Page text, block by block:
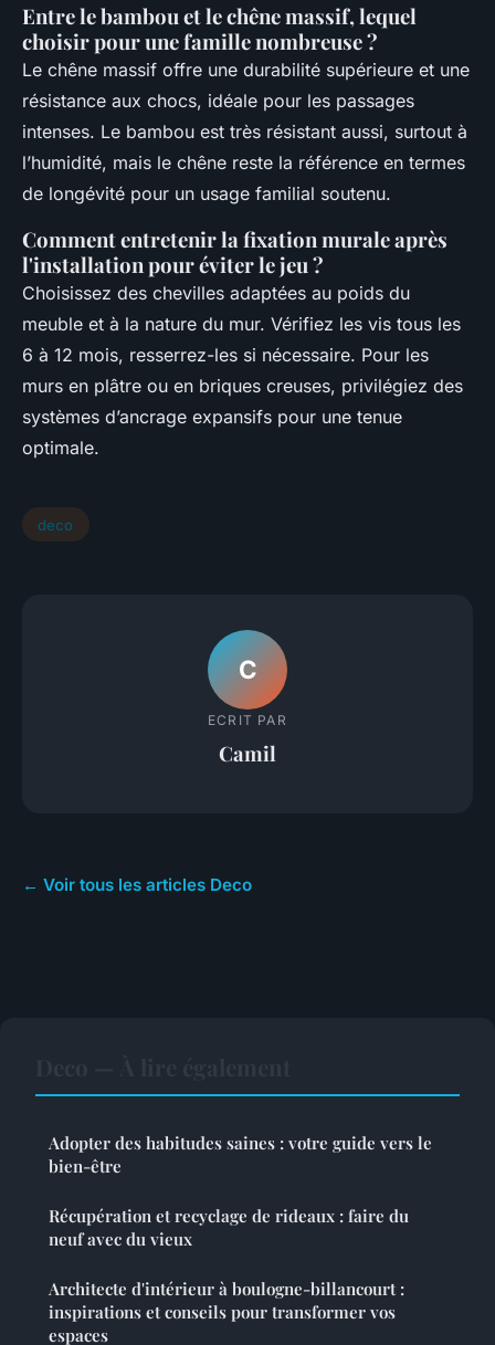
Entre le bambou et le chêne massif, lequel
choisir pour une famille nombreuse ?
Le chêne massif offre une durabilité supérieure et une
résistance aux chocs, idéale pour les passages
intenses. Le bambou est très résistant aussi, surtout à
l’humidité, mais le chêne reste la référence en termes
de longévité pour un usage familial soutenu.
Comment entretenir la fixation murale après
l'installation pour éviter le jeu ?
Choisissez des chevilles adaptées au poids du
meuble et à la nature du mur. Vérifiez les vis tous les
6 à 12 mois, resserrez-les si nécessaire. Pour les
murs en plâtre ou en briques creuses, privilégiez des
systèmes d’ancrage expansifs pour une tenue
optimale.
deco
C
ECRIT PAR
Camil
← Voir tous les articles Deco
Adopter des habitudes saines : votre guide vers le
bien-être
Récupération et recyclage de rideaux : faire du
neuf avec du vieux
Architecte d'intérieur à boulogne-billancourt :
inspirations et conseils pour transformer vos
espaces